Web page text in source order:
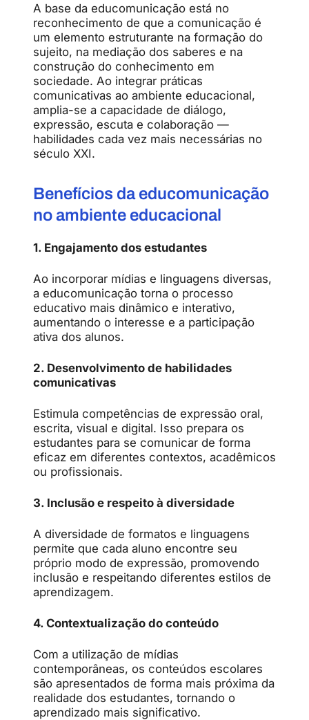
A base da educomunicação está no
reconhecimento de que a comunicação é
um elemento estruturante na formação do
sujeito, na mediação dos saberes e na
construção do conhecimento em
sociedade. Ao integrar práticas
comunicativas ao ambiente educacional,
amplia-se a capacidade de diálogo,
expressão, escuta e colaboração —
habilidades cada vez mais necessárias no
século XXI.
Benefícios da educomunicação
no ambiente educacional
1. Engajamento dos estudantes
Ao incorporar mídias e linguagens diversas,
a educomunicação torna o processo
educativo mais dinâmico e interativo,
aumentando o interesse e a participação
ativa dos alunos.
2. Desenvolvimento de habilidades
comunicativas
Estimula competências de expressão oral,
escrita, visual e digital. Isso prepara os
estudantes para se comunicar de forma
eficaz em diferentes contextos, acadêmicos
ou profissionais.
3. Inclusão e respeito à diversidade
A diversidade de formatos e linguagens
permite que cada aluno encontre seu
próprio modo de expressão, promovendo
inclusão e respeitando diferentes estilos de
aprendizagem.
4. Contextualização do conteúdo
Com a utilização de mídias
contemporâneas, os conteúdos escolares
são apresentados de forma mais próxima da
realidade dos estudantes, tornando o
aprendizado mais significativo.